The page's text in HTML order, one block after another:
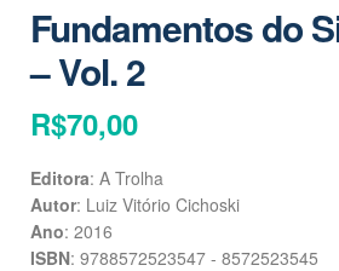
Fundamentos do
– Vol. 2
R$70,00
Editora: A Trolha
Autor: Luiz Vitório Cichoski
Ano: 2016
ISBN: 9788572523547 - 8572523545